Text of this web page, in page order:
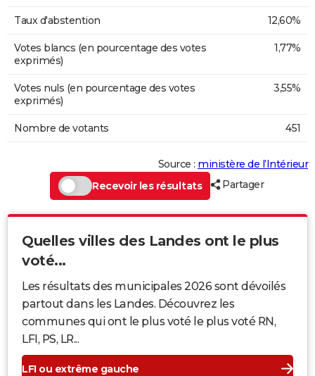
Taux d'abstention 12,60%
Votes blancs (en pourcentage des votes
exprimés)
1,77%
Votes nuls (en pourcentage des votes
exprimés)
3,55%
Nombre de votants 451
Source : ministère de l’Intérieur
Recevoir les résultats
Partager
Quelles villes des Landes ont le plus
voté...
Les résultats des municipales 2026 sont dévoilés
partout dans les Landes. Découvrez les
communes qui ont le plus voté le plus voté RN,
LFI, PS, LR...
LFI ou extrême gauche